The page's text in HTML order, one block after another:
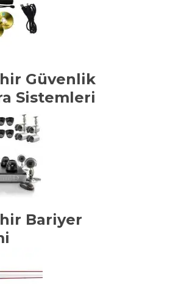
Güvenlik
Sistemleri
Bariyer